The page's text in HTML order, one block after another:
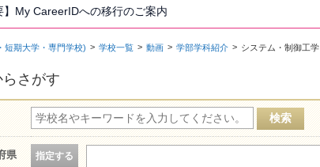
】My CareerIDへの移行のご案内
短期大学・専門学校) 学校一覧 動画 学部学科紹介 システム・制御工学
らさがす
県 指定する